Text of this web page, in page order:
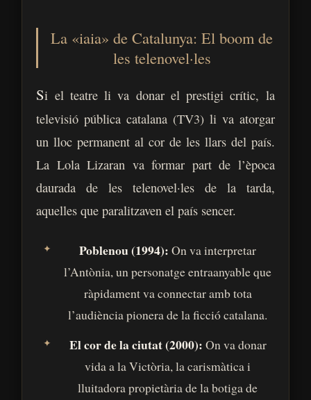
La «iaia» de Catalunya: El boom de
les telenovel·les
Si el teatre li va donar el prestigi crític, la
televisió pública catalana (TV3) li va atorgar
un lloc permanent al cor de les llars del país.
La Lola Lizaran va formar part de l’època
daurada de les telenovel·les de la tarda,
aquelles que paralitzaven el país sencer.
Poblenou (1994): On va interpretar
l’Antònia, un personatge entraanyable que
ràpidament va connectar amb tota
l’audiència pionera de la ficció catalana.
El cor de la ciutat (2000): On va donar
vida a la Victòria, la carismàtica i
lluitadora propietària de la botiga de